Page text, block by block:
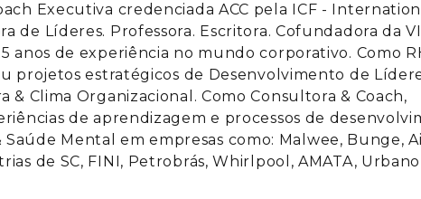
Executiva credenciada ACC pela ICF -
de Líderes. Professora. Escritora. Cofundadora da
anos de experiência no mundo corporativo. Como
projetos estratégicos de Desenvolvimento de
& Clima Organizacional. Como Consultora & Coach,
de aprendizagem e processos de
Mental em empresas como: Malwee, Bunge,
de SC, FINI, Petrobrás, Whirlpool, AMATA,